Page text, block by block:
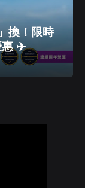
換！限時
惠 ✈️